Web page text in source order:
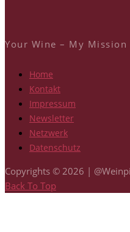
Your Wine – My Mission
Home
Kontakt
Impressum
Newsletter
Netzwerk
Datenschutz
Copyrights © 2026 |
Back To Top